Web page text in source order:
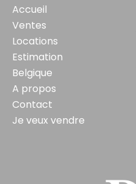
Accueil
Ventes
Locations
Estimation
Belgique
A propos
Contact
Je veux vendre